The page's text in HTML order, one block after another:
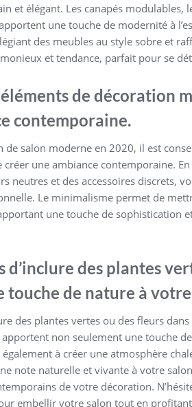
et élégant. Les canapés modulables,
une touche de modernité à
des meubles au style sobre et
et tendance, parfait pour se
de décoration
contemporaine.
de salon moderne en 2020, il est
une ambiance contemporaine.
neutres et des accessoires discrets,
Le minimalisme permet de
une touche de sophistication
d’inclure des plantes
touche de nature à
des plantes vertes ou des fleurs
non seulement une touche
à créer une atmosphère
note naturelle et vivante à votre
de votre décoration.
embellir votre salon tout en